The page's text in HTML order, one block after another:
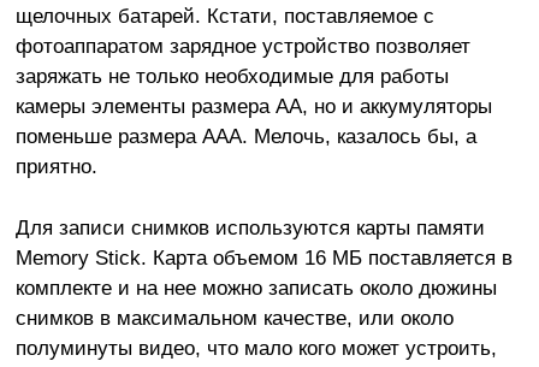
щелочных батарей. Кстати, поставляемое с
фотоаппаратом зарядное устройство позволяет
заряжать не только необходимые для работы
камеры элементы размера АА, но и аккумуляторы
поменьше размера ААА. Мелочь, казалось бы, а
приятно.
Для записи снимков используются карты памяти
Memory Stick. Карта объемом 16 МБ поставляется в
комплекте и на нее можно записать около дюжины
снимков в максимальном качестве, или около
полуминуты видео, что мало кого может устроить,